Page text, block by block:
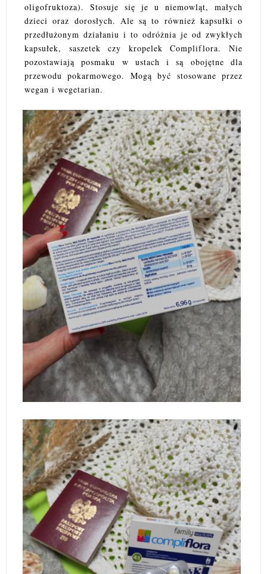
oligofruktoza). Stosuje się je u niemowląt, małych
dzieci oraz dorosłych. Ale są to również kapsułki o
przedłużonym działaniu i to odróżnia je od zwykłych
kapsułek, saszetek czy kropelek Compliflora. Nie
pozostawiają posmaku w ustach i są obojętne dla
przewodu pokarmowego. Mogą być stosowane przez
wegan i wegetarian.